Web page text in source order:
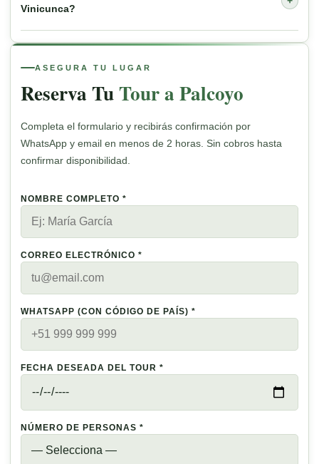
Vinicunca?
ASEGURA TU LUGAR
Reserva TuTour a Palcoyo
Completa el formulario y recibirás confirmación por
WhatsApp y email en menos de 2 horas. Sin cobros hasta
confirmar disponibilidad.
NOMBRE COMPLETO *
CORREO ELECTRÓNICO *
WHATSAPP (CON CÓDIGO DE PAÍS) *
FECHA DESEADA DEL TOUR *
NÚMERO DE PERSONAS *